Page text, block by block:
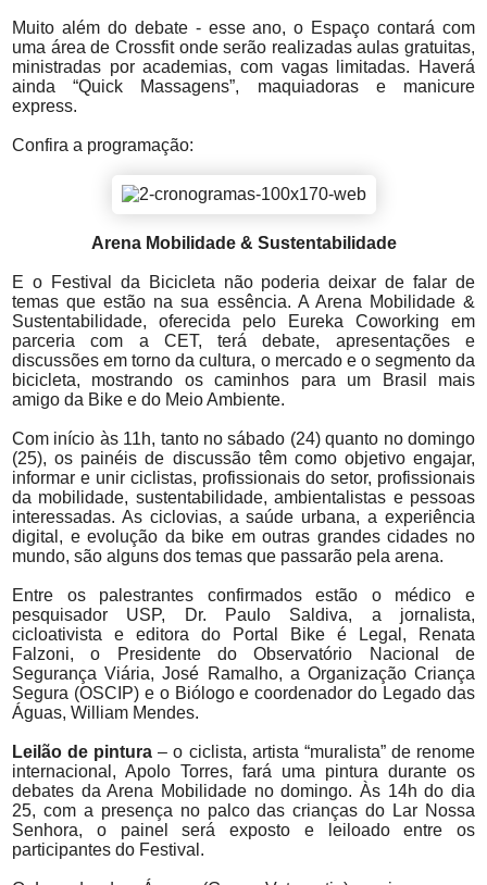
Muito além do debate - esse ano, o Espaço contará com
uma área de Crossfit onde serão realizadas aulas gratuitas,
ministradas por academias, com vagas limitadas. Haverá
ainda “Quick Massagens”, maquiadoras e manicure
express.
Confira a programação:
Arena Mobilidade & Sustentabilidade
E o Festival da Bicicleta não poderia deixar de falar de
temas que estão na sua essência. A Arena Mobilidade &
Sustentabilidade, oferecida pelo Eureka Coworking em
parceria com a CET, terá debate, apresentações e
discussões em torno da cultura, o mercado e o segmento da
bicicleta, mostrando os caminhos para um Brasil mais
amigo da Bike e do Meio Ambiente.
Com início às 11h, tanto no sábado (24) quanto no domingo
(25), os painéis de discussão têm como objetivo engajar,
informar e unir ciclistas, profissionais do setor, profissionais
da mobilidade, sustentabilidade, ambientalistas e pessoas
interessadas. As ciclovias, a saúde urbana, a experiência
digital, e evolução da bike em outras grandes cidades no
mundo, são alguns dos temas que passarão pela arena.
Entre os palestrantes confirmados estão o médico e
pesquisador USP, Dr. Paulo Saldiva, a jornalista,
cicloativista e editora do Portal Bike é Legal, Renata
Falzoni, o Presidente do Observatório Nacional de
Segurança Viária, José Ramalho, a Organização Criança
Segura (OSCIP) e o Biólogo e coordenador do Legado das
Águas, William Mendes.
Leilão de pintura – o ciclista, artista “muralista” de renome
internacional, Apolo Torres, fará uma pintura durante os
debates da Arena Mobilidade no domingo. Às 14h do dia
25, com a presença no palco das crianças do Lar Nossa
Senhora, o painel será exposto e leiloado entre os
participantes do Festival.